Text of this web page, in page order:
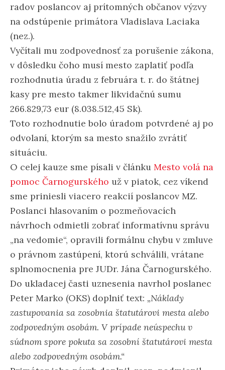
radov poslancov aj prítomných občanov výzvy
na odstúpenie primátora Vladislava Laciaka
(nez.).
Vyčítali mu zodpovednosť za porušenie zákona,
v dôsledku čoho musí mesto zaplatiť podľa
rozhodnutia úradu z februára t. r. do štátnej
kasy pre mesto takmer likvidačnú sumu
266.829,73 eur (8.038.512,45 Sk).
Toto rozhodnutie bolo úradom potvrdené aj po
odvolaní, ktorým sa mesto snažilo zvrátiť
situáciu.
O celej kauze sme písali v článku Mesto volá na
pomoc Čarnogurského už v piatok, cez víkend
sme priniesli viacero reakcií poslancov MZ.
Poslanci hlasovaním o pozmeňovacích
návrhoch odmietli zobrať informatívnu správu
„na vedomie“, opravili formálnu chybu v zmluve
o právnom zastúpení, ktorú schválili, vrátane
splnomocnenia pre JUDr. Jána Čarnogurského.
Do ukladacej časti uznesenia navrhol poslanec
Peter Marko (OKS) doplniť text: „Náklady
zastupovania sa zosobnia štatutárovi mesta alebo
zodpovedným osobám. V prípade neúspechu v
súdnom spore pokuta sa zosobní štatutárovi mesta
alebo zodpovedným osobám.“